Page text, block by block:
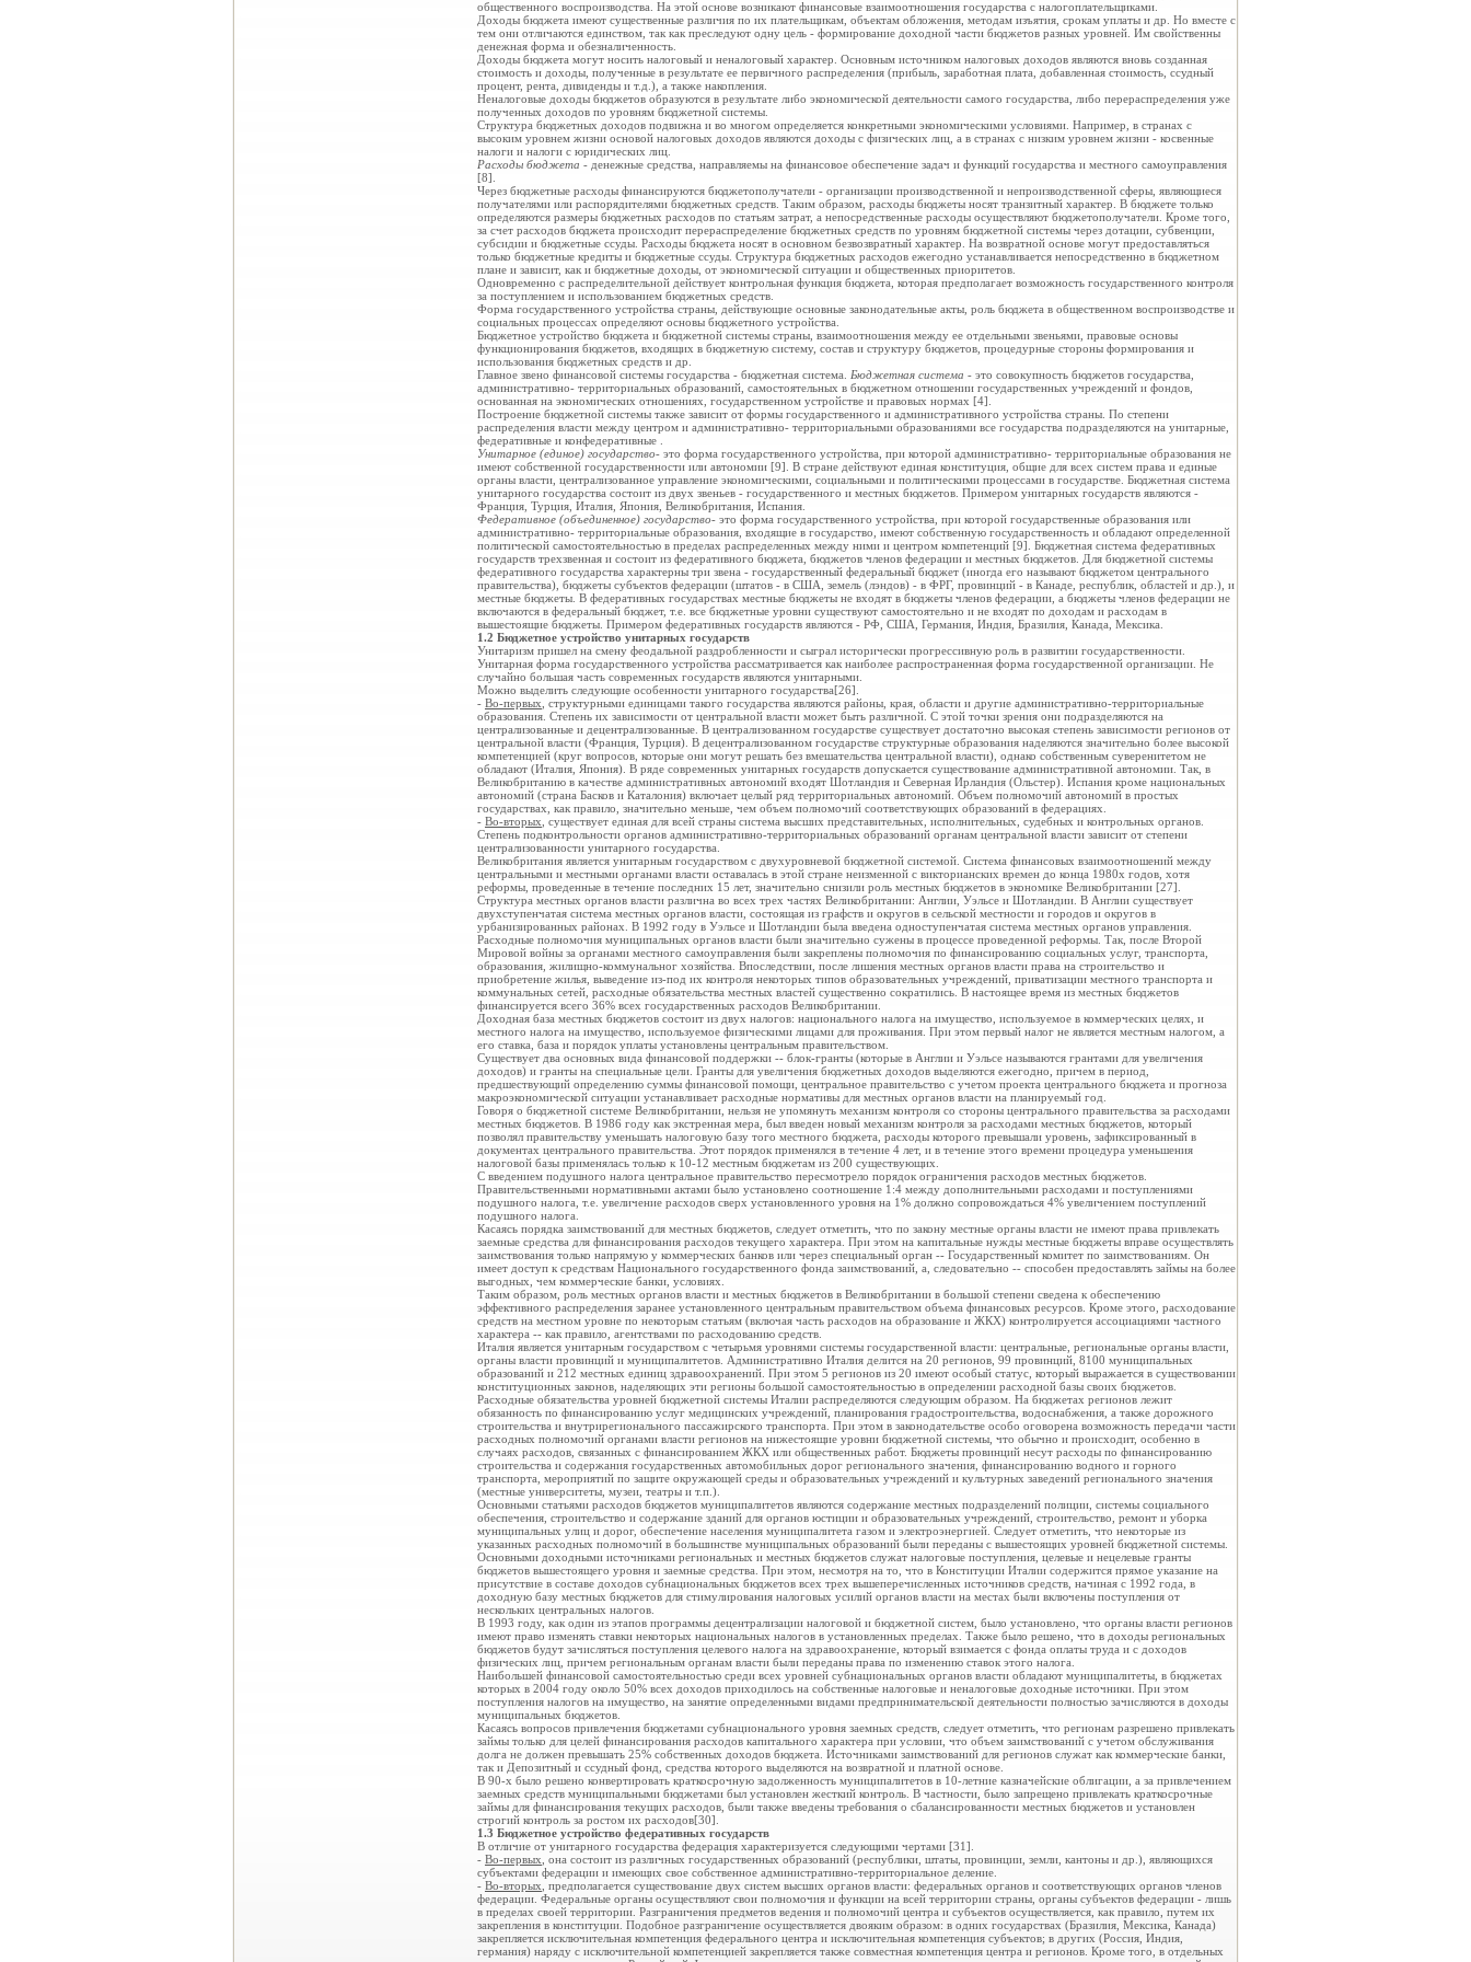
общественного воспроизводства. На этой основе возникают финансовые взаимоотношения государства с налогоплательщиками.
Доходы бюджета имеют существенные различия по их плательщикам, объектам обложения, методам изъятия, срокам уплаты и др. Но вместе с
тем они отличаются единством, так как преследуют одну цель - формирование доходной части бюджетов разных уровней. Им свойственны
денежная форма и обезналиченность.
Доходы бюджета могут носить налоговый и неналоговый характер. Основным источником налоговых доходов являются вновь созданная
стоимость и доходы, полученные в результате ее первичного распределения (прибыль, заработная плата, добавленная стоимость, ссудный
процент, рента, дивиденды и т.д.), а также накопления.
Неналоговые доходы бюджетов образуются в результате либо экономической деятельности самого государства, либо перераспределения уже
полученных доходов по уровням бюджетной системы.
Структура бюджетных доходов подвижна и во многом определяется конкретными экономическими условиями. Например, в странах с
высоким уровнем жизни основой налоговых доходов являются доходы с физических лиц, а в странах с низким уровнем жизни - косвенные
налоги и налоги с юридических лиц.
Расходы бюджета - денежные средства, направляемы на финансовое обеспечение задач и функций государства и местного самоуправления
[8].
Через бюджетные расходы финансируются бюджетополучатели - организации производственной и непроизводственной сферы, являющиеся
получателями или распорядителями бюджетных средств. Таким образом, расходы бюджеты носят транзитный характер. В бюджете только
определяются размеры бюджетных расходов по статьям затрат, а непосредственные расходы осуществляют бюджетополучатели. Кроме того,
за счет расходов бюджета происходит перераспределение бюджетных средств по уровням бюджетной системы через дотации, субвенции,
субсидии и бюджетные ссуды. Расходы бюджета носят в основном безвозвратный характер. На возвратной основе могут предоставляться
только бюджетные кредиты и бюджетные ссуды. Структура бюджетных расходов ежегодно устанавливается непосредственно в бюджетном
плане и зависит, как и бюджетные доходы, от экономической ситуации и общественных приоритетов.
Одновременно с распределительной действует контрольная функция бюджета, которая предполагает возможность государственного контроля
за поступлением и использованием бюджетных средств.
Форма государственного устройства страны, действующие основные законодательные акты, роль бюджета в общественном воспроизводстве и
социальных процессах определяют основы бюджетного устройства.
Бюджетное устройство бюджета и бюджетной системы страны, взаимоотношения между ее отдельными звеньями, правовые основы
функционирования бюджетов, входящих в бюджетную систему, состав и структуру бюджетов, процедурные стороны формирования и
использования бюджетных средств и др.
Главное звено финансовой системы государства - бюджетная система. Бюджетная система - это совокупность бюджетов государства,
административно- территориальных образований, самостоятельных в бюджетном отношении государственных учреждений и фондов,
основанная на экономических отношениях, государственном устройстве и правовых нормах [4].
Построение бюджетной системы также зависит от формы государственного и административного устройства страны. По степени
распределения власти между центром и административно- территориальными образованиями все государства подразделяются на унитарные,
федеративные и конфедеративные .
Унитарное (единое) государство- это форма государственного устройства, при которой административно- территориальные образования не
имеют собственной государственности или автономии [9]. В стране действуют единая конституция, общие для всех систем права и единые
органы власти, централизованное управление экономическими, социальными и политическими процессами в государстве. Бюджетная система
унитарного государства состоит из двух звеньев - государственного и местных бюджетов. Примером унитарных государств являются -
Франция, Турция, Италия, Япония, Великобритания, Испания.
Федеративное (объединенное) государство- это форма государственного устройства, при которой государственные образования или
административно- территориальные образования, входящие в государство, имеют собственную государственность и обладают определенной
политической самостоятельностью в пределах распределенных между ними и центром компетенций [9]. Бюджетная система федеративных
государств трехзвенная и состоит из федеративного бюджета, бюджетов членов федерации и местных бюджетов. Для бюджетной системы
федеративного государства характерны три звена - государственный федеральный бюджет (иногда его называют бюджетом центрального
правительства), бюджеты субъектов федерации (штатов - в США, земель (лэндов) - в ФРГ, провинций - в Канаде, республик, областей и др.), и
местные бюджеты. В федеративных государствах местные бюджеты не входят в бюджеты членов федерации, а бюджеты членов федерации не
включаются в федеральный бюджет, т.е. все бюджетные уровни существуют самостоятельно и не входят по доходам и расходам в
вышестоящие бюджеты. Примером федеративных государств являются - РФ, США, Германия, Индия, Бразилия, Канада, Мексика.
1.2 Бюджетное устройство унитарных государств
Унитаризм пришел на смену феодальной раздробленности и сыграл исторически прогрессивную роль в развитии государственности.
Унитарная форма государственного устройства рассматривается как наиболее распространенная форма государственной организации. Не
случайно большая часть современных государств являются унитарными.
Можно выделить следующие особенности унитарного государства[26].
- Во-первых , структурными единицами такого государства являются районы, края, области и другие административно-территориальные
образования. Степень их зависимости от центральной власти может быть различной. С этой точки зрения они подразделяются на
централизованные и децентрализованные. В централизованном государстве существует достаточно высокая степень зависимости регионов от
центральной власти (Франция, Турция). В децентрализованном государстве структурные образования наделяются значительно более высокой
компетенцией (круг вопросов, которые они могут решать без вмешательства центральной власти), однако собственным суверенитетом не
обладают (Италия, Япония). В ряде современных унитарных государств допускается существование административной автономии. Так, в
Великобританию в качестве административных автономий входят Шотландия и Северная Ирландия (Ольстер). Испания кроме национальных
автономий (страна Басков и Каталония) включает целый ряд территориальных автономий. Объем полномочий автономий в простых
государствах, как правило, значительно меньше, чем объем полномочий соответствующих образований в федерациях.
- Во-вторых , существует единая для всей страны система высших представительных, исполнительных, судебных и контрольных органов.
Степень подконтрольности органов административно-территориальных образований органам центральной власти зависит от степени
централизованности унитарного государства.
Великобритания является унитарным государством с двухуровневой бюджетной системой. Система финансовых взаимоотношений между
центральными и местными органами власти оставалась в этой стране неизменной с викторианских времен до конца 1980х годов, хотя
реформы, проведенные в течение последних 15 лет, значительно снизили роль местных бюджетов в экономике Великобритании [27].
Структура местных органов власти различна во всех трех частях Великобритании: Англии, Уэльсе и Шотландии. В Англии существует
двухступенчатая система местных органов власти, состоящая из графств и округов в сельской местности и городов и округов в
урбанизированных районах. В 1992 году в Уэльсе и Шотландии была введена одноступенчатая система местных органов управления.
Расходные полномочия муниципальных органов власти были значительно сужены в процессе проведенной реформы. Так, после Второй
Мировой войны за органами местного самоуправления были закреплены полномочия по финансированию социальных услуг, транспорта,
образования, жилищно-коммунальног хозяйства. Впоследствии, после лишения местных органов власти права на строительство и
приобретение жилья, выведение из-под их контроля некоторых типов образовательных учреждений, приватизации местного транспорта и
коммунальных сетей, расходные обязательства местных властей существенно сократились. В настоящее время из местных бюджетов
финансируется всего 36% всех государственных расходов Великобритании.
Доходная база местных бюджетов состоит из двух налогов: национального налога на имущество, используемое в коммерческих целях, и
местного налога на имущество, используемое физическими лицами для проживания. При этом первый налог не является местным налогом, а
его ставка, база и порядок уплаты установлены центральным правительством.
Существует два основных вида финансовой поддержки -- блок-гранты (которые в Англии и Уэльсе называются грантами для увеличения
доходов) и гранты на специальные цели. Гранты для увеличения бюджетных доходов выделяются ежегодно, причем в период,
предшествующий определению суммы финансовой помощи, центральное правительство с учетом проекта центрального бюджета и прогноза
макроэкономической ситуации устанавливает расходные нормативы для местных органов власти на планируемый год.
Говоря о бюджетной системе Великобритании, нельзя не упомянуть механизм контроля со стороны центрального правительства за расходами
местных бюджетов. В 1986 году как экстренная мера, был введен новый механизм контроля за расходами местных бюджетов, который
позволял правительству уменьшать налоговую базу того местного бюджета, расходы которого превышали уровень, зафиксированный в
документах центрального правительства. Этот порядок применялся в течение 4 лет, и в течение этого времени процедура уменьшения
налоговой базы применялась только к 10-12 местным бюджетам из 200 существующих.
С введением подушного налога центральное правительство пересмотрело порядок ограничения расходов местных бюджетов.
Правительственными нормативными актами было установлено соотношение 1:4 между дополнительными расходами и поступлениями
подушного налога, т.е. увеличение расходов сверх установленного уровня на 1% должно сопровождаться 4% увеличением поступлений
подушного налога.
Касаясь порядка заимствований для местных бюджетов, следует отметить, что по закону местные органы власти не имеют права привлекать
заемные средства для финансирования расходов текущего характера. При этом на капитальные нужды местные бюджеты вправе осуществлять
заимствования только напрямую у коммерческих банков или через специальный орган -- Государственный комитет по заимствованиям. Он
имеет доступ к средствам Национального государственного фонда заимствований, а, следовательно -- способен предоставлять займы на более
выгодных, чем коммерческие банки, условиях.
Таким образом, роль местных органов власти и местных бюджетов в Великобритании в большой степени сведена к обеспечению
эффективного распределения заранее установленного центральным правительством объема финансовых ресурсов. Кроме этого, расходование
средств на местном уровне по некоторым статьям (включая часть расходов на образование и ЖКХ) контролируется ассоциациями частного
характера -- как правило, агентствами по расходованию средств.
Италия является унитарным государством с четырьмя уровнями системы государственной власти: центральные, региональные органы власти,
органы власти провинций и муниципалитетов. Административно Италия делится на 20 регионов, 99 провинций, 8100 муниципальных
образований и 212 местных единиц здравоохранений. При этом 5 регионов из 20 имеют особый статус, который выражается в существовании
конституционных законов, наделяющих эти регионы большой самостоятельностью в определении расходной базы своих бюджетов.
Расходные обязательства уровней бюджетной системы Италии распределяются следующим образом. На бюджетах регионов лежит
обязанность по финансированию услуг медицинских учреждений, планирования градостроительства, водоснабжения, а также дорожного
строительства и внутрирегионального пассажирского транспорта. При этом в законодательстве особо оговорена возможность передачи части
расходных полномочий органами власти регионов на нижестоящие уровни бюджетной системы, что обычно и происходит, особенно в
случаях расходов, связанных с финансированием ЖКХ или общественных работ. Бюджеты провинций несут расходы по финансированию
строительства и содержания государственных автомобильных дорог регионального значения, финансированию водного и горного
транспорта, мероприятий по защите окружающей среды и образовательных учреждений и культурных заведений регионального значения
(местные университеты, музеи, театры и т.п.).
Основными статьями расходов бюджетов муниципалитетов являются содержание местных подразделений полиции, системы социального
обеспечения, строительство и содержание зданий для органов юстиции и образовательных учреждений, строительство, ремонт и уборка
муниципальных улиц и дорог, обеспечение населения муниципалитета газом и электроэнергией. Следует отметить, что некоторые из
указанных расходных полномочий в большинстве муниципальных образований были переданы с вышестоящих уровней бюджетной системы.
Основными доходными источниками региональных и местных бюджетов служат налоговые поступления, целевые и нецелевые гранты
бюджетов вышестоящего уровня и заемные средства. При этом, несмотря на то, что в Конституции Италии содержится прямое указание на
присутствие в составе доходов субнациональных бюджетов всех трех вышеперечисленных источников средств, начиная с 1992 года, в
доходную базу местных бюджетов для стимулирования налоговых усилий органов власти на местах были включены поступления от
нескольких центральных налогов.
В 1993 году, как один из этапов программы децентрализации налоговой и бюджетной систем, было установлено, что органы власти регионов
имеют право изменять ставки некоторых национальных налогов в установленных пределах. Также было решено, что в доходы региональных
бюджетов будут зачисляться поступления целевого налога на здравоохранение, который взимается с фонда оплаты труда и с доходов
физических лиц, причем региональным органам власти были переданы права по изменению ставок этого налога.
Наибольшей финансовой самостоятельностью среди всех уровней субнациональных органов власти обладают муниципалитеты, в бюджетах
которых в 2004 году около 50% всех доходов приходилось на собственные налоговые и неналоговые доходные источники. При этом
поступления налогов на имущество, на занятие определенными видами предпринимательской деятельности полностью зачисляются в доходы
муниципальных бюджетов.
Касаясь вопросов привлечения бюджетами субнационального уровня заемных средств, следует отметить, что регионам разрешено привлекать
займы только для целей финансирования расходов капитального характера при условии, что объем заимствований с учетом обслуживания
долга не должен превышать 25% собственных доходов бюджета. Источниками заимствований для регионов служат как коммерческие банки,
так и Депозитный и ссудный фонд, средства которого выделяются на возвратной и платной основе.
В 90-х было решено конвертировать краткосрочную задолженность муниципалитетов в 10-летние казначейские облигации, а за привлечением
заемных средств муниципальными бюджетами был установлен жесткий контроль. В частности, было запрещено привлекать краткосрочные
займы для финансирования текущих расходов, были также введены требования о сбалансированности местных бюджетов и установлен
строгий контроль за ростом их расходов[30].
1.3 Бюджетное устройство федеративных государств
В отличие от унитарного государства федерация характеризуется следующими чертами [31].
- Во-первых , она состоит из различных государственных образований (республики, штаты, провинции, земли, кантоны и др.), являющихся
субъектами федерации и имеющих свое собственное административно-территориальное деление.
- Во-вторых , предполагается существование двух систем высших органов власти: федеральных органов и соответствующих органов членов
федерации. Федеральные органы осуществляют свои полномочия и функции на всей территории страны, органы субъектов федерации - лишь
в пределах своей территории. Разграничения предметов ведения и полномочий центра и субъектов осуществляется, как правило, путем их
закрепления в конституции. Подобное разграничение осуществляется двояким образом: в одних государствах (Бразилия, Мексика, Канада)
закрепляется исключительная компетенция федерального центра и исключительная компетенция субъектов; в других (Россия, Индия,
германия) наряду с исключительной компетенцией закрепляется также совместная компетенция центра и регионов. Кроме того, в отдельных